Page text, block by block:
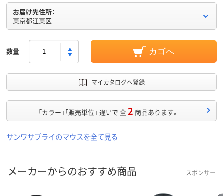
お届け先住所：
東京都江東区
数量 カゴへ
マイカタログへ登録
「カラー」「販売単位」 違いで 全2 商品あります。
サンワサプライのマウスを全て見る
メーカーからのおすすめ商品 スポンサー